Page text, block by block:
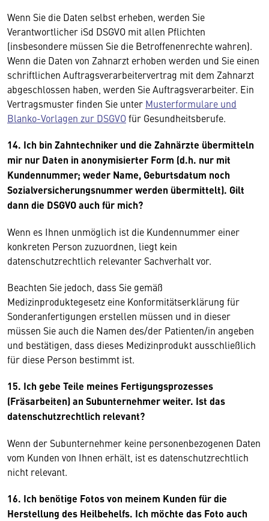
Wenn Sie die Daten selbst erheben, werden Sie
Verantwortlicher iSd DSGVO mit allen Pflichten
(insbesondere müssen Sie die Betroffenenrechte wahren).
Wenn die Daten von Zahnarzt erhoben werden und Sie einen
schriftlichen Auftragsverarbeitervertrag mit dem Zahnarzt
abgeschlossen haben, werden Sie Auftragsverarbeiter. Ein
Vertragsmuster finden Sie unter Musterformulare und
Blanko-Vorlagen zur DSGVOfür Gesundheitsberufe.
14. Ich bin Zahntechniker und die Zahnärzte übermitteln
mir nur Daten in anonymisierter Form (d.h. nur mit
Kundennummer; weder Name, Geburtsdatum noch
Sozialversicherungsnummer werden übermittelt). Gilt
dann die DSGVO auch für mich?
Wenn es Ihnen unmöglich ist die Kundennummer einer
konkreten Person zuzuordnen, liegt kein
datenschutzrechtlich relevanter Sachverhalt vor.
Beachten Sie jedoch, dass Sie gemäß
Medizinproduktegesetz eine Konformitätserklärung für
Sonderanfertigungen erstellen müssen und in dieser
müssen Sie auch die Namen des/der Patienten/in angeben
und bestätigen, dass dieses Medizinprodukt ausschließlich
für diese Person bestimmt ist.
15. Ich gebe Teile meines Fertigungsprozesses
(Fräsarbeiten) an Subunternehmer weiter. Ist das
datenschutzrechtlich relevant?
Wenn der Subunternehmer keine personenbezogenen Daten
vom Kunden von Ihnen erhält, ist es datenschutzrechtlich
nicht relevant.
16. Ich benötige Fotos von meinem Kunden für die
Herstellung des Heilbehelfs. Ich möchte das Foto auch